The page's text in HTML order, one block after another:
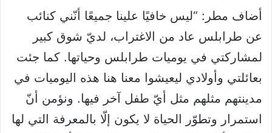
أضاف مطر: “ليس خافيًا علينا جميعًا أنّني كنائب
عن طرابلس عاد من الاغتراب، لديّ شوق كبير
لمشاركتي في يوميات طرابلس وحياتها. كما جئت
بعائلتي وأولادي ليعيشوا معنا هنا هذه اليوميات في
مدينتهم مثلهم مثل أيّ طفل آخر فيها. ونؤمن أنّ
استمرار وتطوّر الحياة لا يكون إلّا بالمعرفة التي لها